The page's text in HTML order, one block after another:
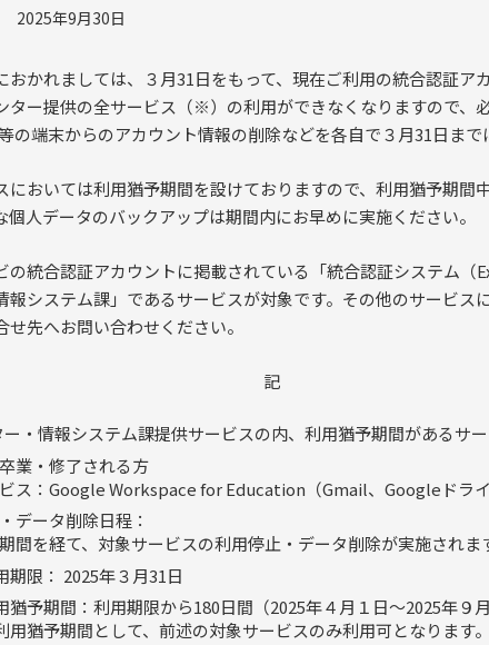
最
新
日
時
2025年9月30日
おかれましては、３月31日をもって、現在ご利用の統合認証ア
ター提供の全サービス（※）の利用ができなくなりますので、
の端末からのアカウント情報の削除などを各自で３月31日まで
においては利用猶予期間を設けておりますので、利用猶予期間
個人データのバックアップは期間内にお早めに実施ください。
統合認証アカウントに掲載されている「統合認証システム（
報システム課」であるサービスが対象です。その他のサービス
先へお問い合わせください。
記
・情報システム課提供サービスの内、利用猶予期間があるサ
業・修了される方
ス：Google Workspace for Education（Gmail、Googleドライ
データ削除日程：
間を経て、対象サービスの利用停止・データ削除が実施されま
期限： 2025年３月31日
猶予期間：利用期限から180日間（2025年４月１日～2025年９月
用猶予期間として、前述の対象サービスのみ利用可となります。